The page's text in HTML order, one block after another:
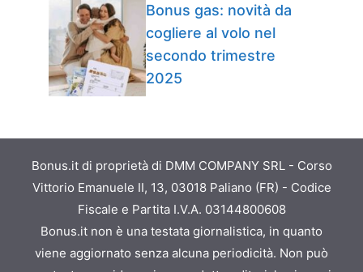
Bonus gas: novità da
cogliere al volo nel
secondo trimestre
2025
Bonus.it di proprietà di DMM COMPANY SRL - Corso
Vittorio Emanuele II, 13, 03018 Paliano (FR) - Codice
Fiscale e Partita I.V.A. 03144800608
Bonus.it non è una testata giornalistica, in quanto
viene aggiornato senza alcuna periodicità. Non può